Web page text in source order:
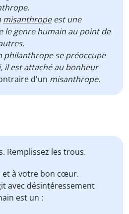
.
misanthropeest une
le genre humain au point de
philanthrope se préoccupe
il est attaché au bonheur
d'un misanthrope.
Remplissez les trous.
et à votre bon cœur.
avec désintéressement
est un :